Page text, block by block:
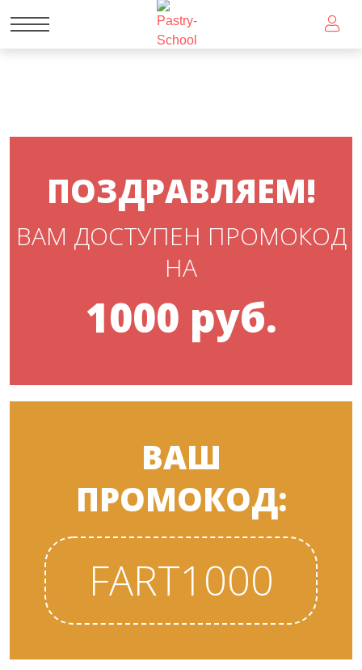
ПОЗДРАВЛЯЕМ!
ВАМ ДОСТУПЕН ПРОМОКОД
НА
1000 руб.
ВАШ
ПРОМОКОД:
FART1000